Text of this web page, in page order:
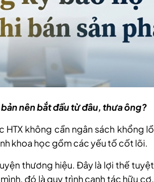
nên bắt đầu từ đâu, thưa ông?
không cần ngân sách khổng lồ
khoa học gồm các yếu tố cốt lõi.
thương hiệu. Đây là lợi thế tuyệt
đó là quy trình canh tác hữu cơ,